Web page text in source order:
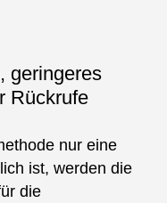
geringeres
Rückrufe
nur eine
ist, werden die
die